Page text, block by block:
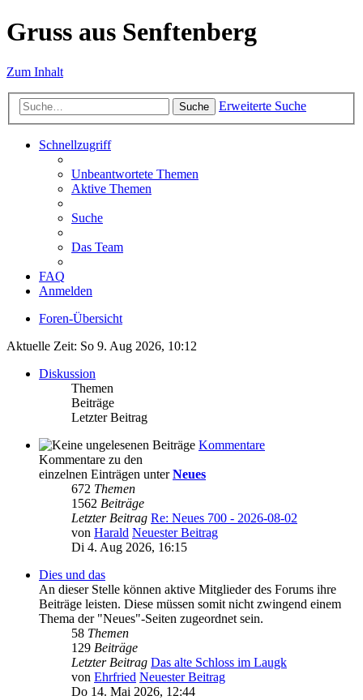
Gruss aus Senftenberg
Zum Inhalt
Suche Erweiterte Suche
Schnellzugriff
Unbeantwortete Themen
Aktive Themen
Suche
Das Team
FAQ
Anmelden
Foren-Übersicht
Aktuelle Zeit: So 9. Aug 2026, 10:12
Diskussion
Themen
Beiträge
Letzter Beitrag
Kommentare
Kommentare zu den
einzelnen Einträgen unterNeues
672 Themen
1562 Beiträge
Letzter Beitrag Re: Neues 700 - 2026-08-02
von Harald Neuester Beitrag
Di 4. Aug 2026, 16:15
Dies und das
An dieser Stelle können aktive Mitglieder des Forums ihre
Beiträge leisten. Diese müssen somit nicht zwingend einem
Thema der "Neues"-Seiten zugeordnet sein.
58 Themen
129 Beiträge
Letzter Beitrag Das alte Schloss im Laugk
von Ehrfried Neuester Beitrag
Do 14. Mai 2026, 12:44